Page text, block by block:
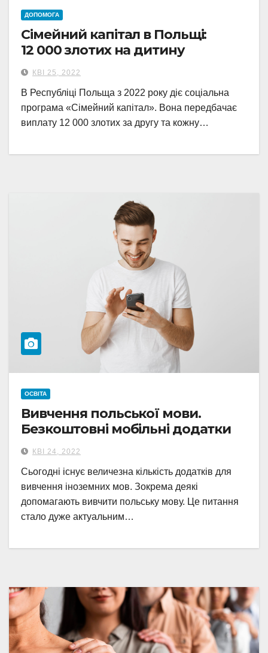
ДОПОМОГА
Сімейний капітал в Польщі:
12 000 злотих на дитину
КВІ 25, 2022
В Республіці Польща з 2022 року діє соціальна
програма «Сімейний капітал». Вона передбачає
виплату 12 000 злотих за другу та кожну…
ОСВІТА
Вивчення польської мови.
Безкоштовні мобільні додатки
КВІ 24, 2022
Сьогодні існує величезна кількість додатків для
вивчення іноземних мов. Зокрема деякі
допомагають вивчити польську мову. Це питання
стало дуже актуальним…